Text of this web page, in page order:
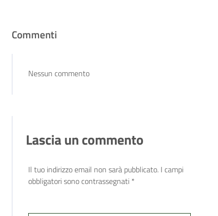
Commenti
Nessun commento
Lascia un commento
Il tuo indirizzo email non sarà pubblicato. I campi
obbligatori sono contrassegnati *